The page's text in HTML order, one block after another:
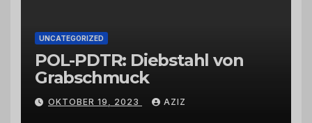
UNCATEGORIZED
POL-PDTR: Diebstahl von
Grabschmuck
OKTOBER 19, 2023 AZIZ